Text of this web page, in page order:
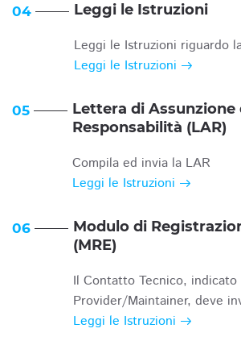
04 Leggi le Istruzioni
Leggi le Istruzioni riguardo
Leggi le Istruzioni
05
Lettera di Assunzione
Responsabilità (LAR)
Compila ed invia la LAR
Leggi le Istruzioni
06
Modulo di
(MRE)
Il Contatto Tecnico, indicato
Provider/Maintainer, deve
Leggi le Istruzioni